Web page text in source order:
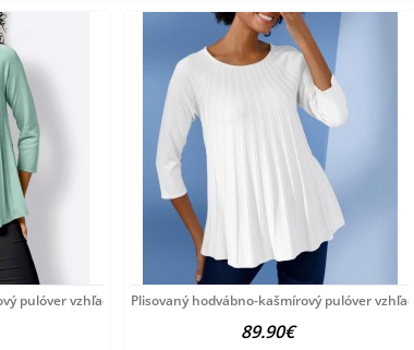
pulóver vzhľadom CréationPlisovaný hodvábno-kašmírový pulóver
89.90€